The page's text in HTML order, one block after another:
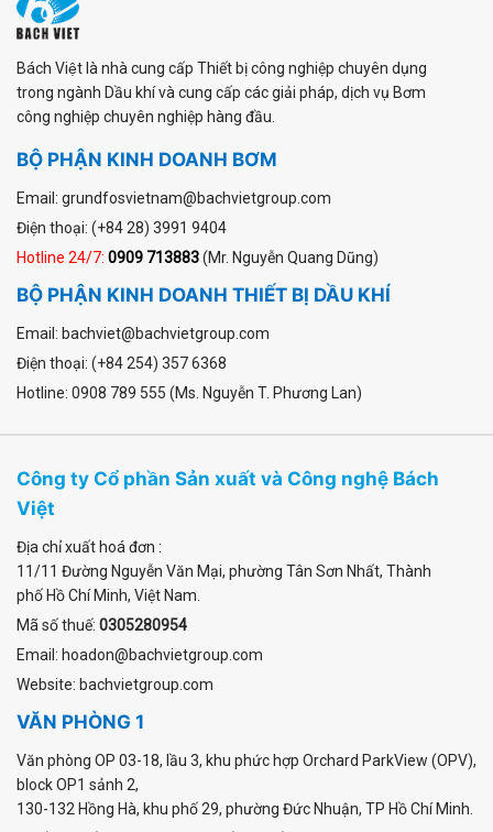
Bách Việt là nhà cung cấp Thiết bị công nghiệp chuyên dụng
trong ngành Dầu khí và cung cấp các giải pháp, dịch vụ Bơm
công nghiệp chuyên nghiệp hàng đầu.
BỘ PHẬN KINH DOANH BƠM
Email: grundfosvietnam@bachvietgroup.com
Điện thoại: (+84 28) 3991 9404
Hotline 24/7: 0909 713883(Mr. Nguyễn Quang Dũng)
BỘ PHẬN KINH DOANH THIẾT BỊ DẦU KHÍ
Email: bachviet@bachvietgroup.com
Điện thoại: (+84 254) 357 6368
Hotline: 0908 789 555 (Ms. Nguyễn T. Phương Lan)
Công ty Cổ phần Sản xuất và Công nghệ Bách
Việt
Địa chỉ xuất hoá đơn :
11/11 Đường Nguyễn Văn Mại, phường Tân Sơn Nhất, Thành
phố Hồ Chí Minh, Việt Nam.
Mã số thuế: 0305280954
Email: hoadon@bachvietgroup.com
Website: bachvietgroup.com
VĂN PHÒNG 1
Văn phòng OP 03-18, lầu 3, khu phức hợp Orchard ParkView (OPV),
block OP1 sảnh 2,
130-132 Hồng Hà, khu phố 29, phường Đức Nhuận, TP Hồ Chí Minh.